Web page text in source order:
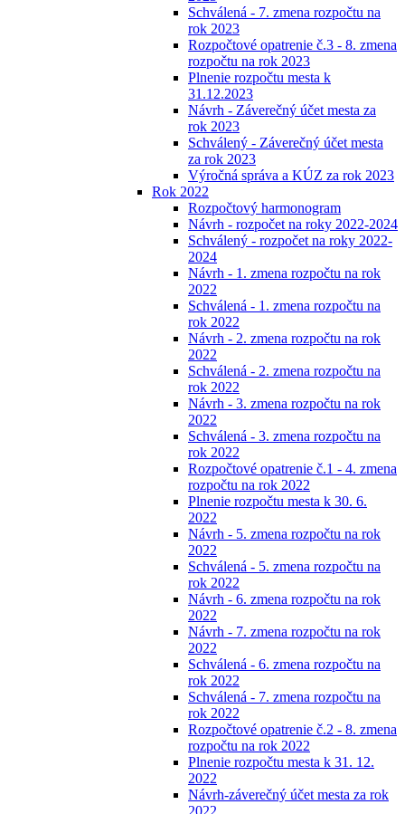
Schválená - 7. zmena rozpočtu na
rok 2023
Rozpočtové opatrenie č.3 - 8. zmena
rozpočtu na rok 2023
Plnenie rozpočtu mesta k
31.12.2023
Návrh - Záverečný účet mesta za
rok 2023
Schválený - Záverečný účet mesta
za rok 2023
Výročná správa a KÚZ za rok 2023
Rok 2022
Rozpočtový harmonogram
Návrh - rozpočet na roky 2022-2024
Schválený - rozpočet na roky 2022-
2024
Návrh - 1. zmena rozpočtu na rok
2022
Schválená - 1. zmena rozpočtu na
rok 2022
Návrh - 2. zmena rozpočtu na rok
2022
Schválená - 2. zmena rozpočtu na
rok 2022
Návrh - 3. zmena rozpočtu na rok
2022
Schválená - 3. zmena rozpočtu na
rok 2022
Rozpočtové opatrenie č.1 - 4. zmena
rozpočtu na rok 2022
Plnenie rozpočtu mesta k 30. 6.
2022
Návrh - 5. zmena rozpočtu na rok
2022
Schválená - 5. zmena rozpočtu na
rok 2022
Návrh - 6. zmena rozpočtu na rok
2022
Návrh - 7. zmena rozpočtu na rok
2022
Schválená - 6. zmena rozpočtu na
rok 2022
Schválená - 7. zmena rozpočtu na
rok 2022
Rozpočtové opatrenie č.2 - 8. zmena
rozpočtu na rok 2022
Plnenie rozpočtu mesta k 31. 12.
2022
Návrh-záverečný účet mesta za rok
2022